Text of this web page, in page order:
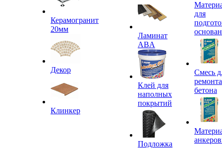
Керамогранит
20мм
Декор
Клинкер
Ламинат
ABA
Клей для
наполных
покрытий
Подложка
для
Смесь
ремонта
бетона